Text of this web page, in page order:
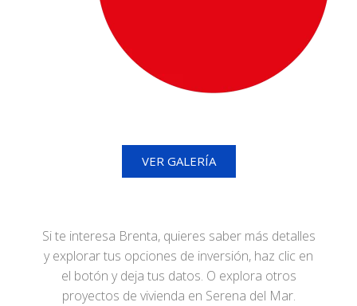
VER GALERÍA
Si te interesa Brenta, quieres saber más detalles
y explorar tus opciones de inversión, haz clic en
el botón y deja tus datos. O explora otros
proyectos de vivienda en Serena del Mar.